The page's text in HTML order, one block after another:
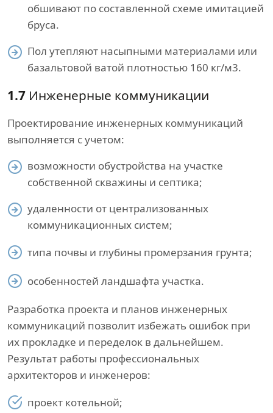
обшивают по составленной схеме имитацией
бруса.
Пол утепляют насыпными материалами или
базальтовой ватой плотностью 160 кг/м3.
1.7 Инженерные коммуникации
Проектирование инженерных коммуникаций
выполняется с учетом:
возможности обустройства на участке
собственной скважины и септика;
удаленности от централизованных
коммуникационных систем;
типа почвы и глубины промерзания грунта;
особенностей ландшафта участка.
Разработка проекта и планов инженерных
коммуникаций позволит избежать ошибок при
их прокладке и переделок в дальнейшем.
Результат работы профессиональных
архитекторов и инженеров:
проект котельной;